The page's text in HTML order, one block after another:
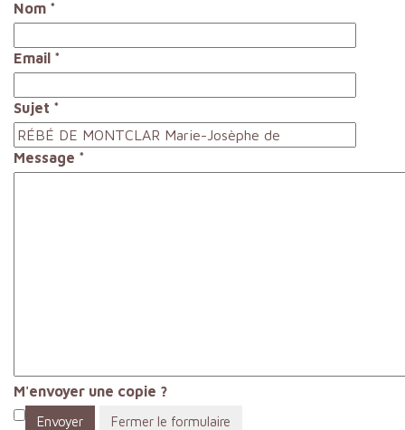
Nom *
Email *
Sujet *
Message *
M'envoyer une copie ?
Envoyer
Fermer le formulaire